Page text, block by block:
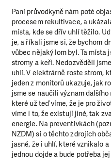
Paní průvodkyně nám poté
procesem rekultivace, a
místa, kde se dřív uhlí těžilo.
je, a říkali jsme si, že bychom
vůbec nějaký lom byl. Ta místa
stromy a keři. Nedozvěděli
uhlí. V elektrárně roste strom,
jeden z monitorů ukazuje, jak
jsme se naučili význam
které už teď víme, že je pro
víme i to, že existují jiné, tak
energie. Na preventivkách
NZDM) si o těchto zdrojích
jasné, že i uhlí, které vznikalo
jednou dojde a bude potřeba